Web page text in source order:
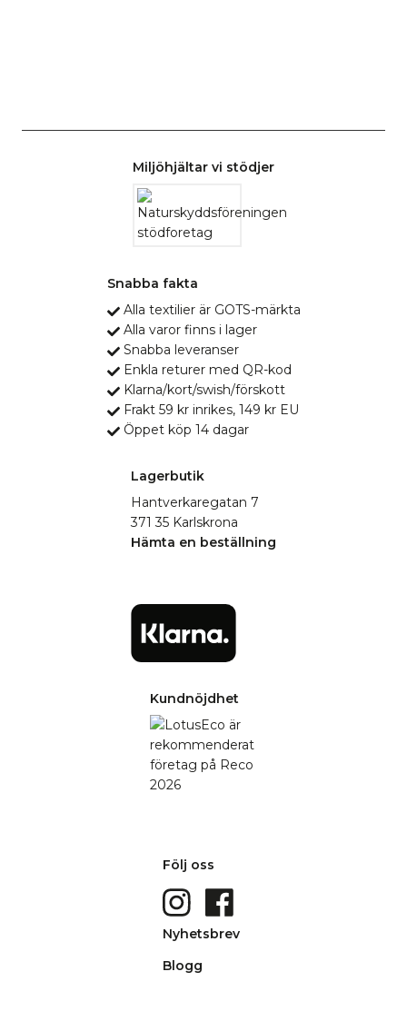
Miljöhjältar vi stödjer
Snabba fakta
Alla textilier är GOTS-märkta
Alla varor finns i lager
Snabba leveranser
Enkla returer med QR-kod
Klarna/kort/swish/förskott
Frakt 59 kr inrikes, 149 kr EU
Öppet köp 14 dagar
Lagerbutik
Hantverkaregatan 7
371 35 Karlskrona
Hämta en beställning
Kundnöjdhet
Följ oss
Nyhetsbrev
Blogg